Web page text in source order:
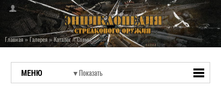
Главная»Галерея»Каталог»Схемы
МЕНЮ